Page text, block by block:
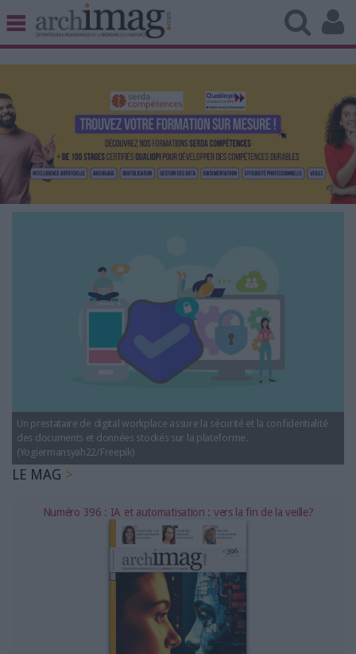
BIBLIOTHÈQUE ÉDITION
UNIVERS DATA
TRAVAIL COLLABORATIF
VIE NUMÉRIQUE
NUMÉRIQUE RESPONSABLE
LES DOSSIERS
LES GUIDES PRATIQUES
L'AGENDA
L'ANNUAIRE DES ACTEURS
LES LIVRES BLANCS
NOS OFFRES D'ABONNEMENTS
Un prestataire de digital workplace assure la sécurité et la confidentialité
des documents et données stockés sur la plateforme.
(Yogiermansyah22/Freepik)
LE MAG
Numéro 396 : IA et automatisation : vers la fin de la veille?